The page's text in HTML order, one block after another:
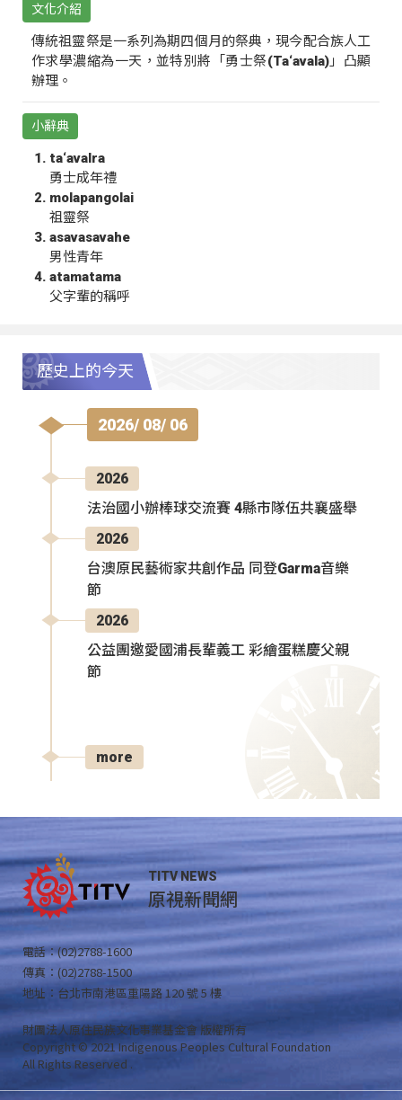
文化介紹
傳統祖靈祭是一系列為期四個月的祭典，現今配合族人工
作求學濃縮為一天，並特別將「勇士祭(Ta‘avala)」凸顯
辦理。
小辭典
ta‘avalra
勇士成年禮
molapangolai
祖靈祭
asavasavahe
男性青年
atamatama
父字輩的稱呼
歷史上的今天
2026/ 08/ 06
2026
法治國小辦棒球交流賽 4縣市隊伍共襄盛舉
2026
台澳原民藝術家共創作品 同登Garma音樂
節
2026
公益團邀愛國浦長輩義工 彩繪蛋糕慶父親
節
more
TITV NEWS
原視新聞網
電話：(02)2788-1600
傳真：(02)2788-1500
地址：台北市南港區重陽路 120 號 5 樓
財團法人原住民族文化事業基金會 版權所有
Copyright © 2021 Indigenous Peoples Cultural Foundation
All Rights Reserved .